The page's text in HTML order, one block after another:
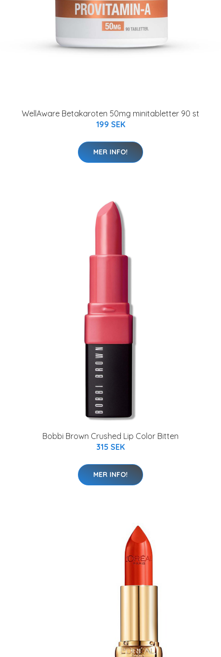
WellAware Betakaroten 50mg minitabletter 90 st
199 SEK
MER INFO!
Bobbi Brown Crushed Lip Color Bitten
315 SEK
MER INFO!